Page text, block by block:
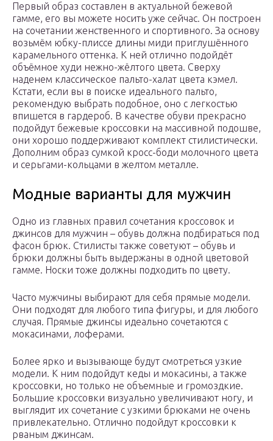
Первый образ составлен в актуальной бежевой
гамме, его вы можете носить уже сейчас. Он построен
на сочетании женственного и спортивного. За основу
возьмём юбку-плиссе длины миди приглушённого
карамельного оттенка. К ней отлично подойдёт
объёмное худи нежно-жёлтого цвета. Сверху
наденем классическое пальто-халат цвета кэмел.
Кстати, если вы в поиске идеального пальто,
рекомендую выбрать подобное, оно с легкостью
впишется в гардероб. В качестве обуви прекрасно
подойдут бежевые кроссовки на массивной подошве,
они хорошо поддерживают комплект стилистически.
Дополним образ сумкой кросс-боди молочного цвета
и серьгами-кольцами в желтом металле.
Модные варианты для мужчин
Одно из главных правил сочетания кроссовок и
джинсов для мужчин – обувь должна подбираться под
фасон брюк. Стилисты также советуют – обувь и
брюки должны быть выдержаны в одной цветовой
гамме. Носки тоже должны подходить по цвету.
Часто мужчины выбирают для себя прямые модели.
Они подходят для любого типа фигуры, и для любого
случая. Прямые джинсы идеально сочетаются с
мокасинами, лоферами.
Более ярко и вызывающе будут смотреться узкие
модели. К ним подойдут кеды и мокасины, а также
кроссовки, но только не объемные и громоздкие.
Большие кроссовки визуально увеличивают ногу, и
выглядит их сочетание с узкими брюками не очень
привлекательно. Отлично подойдут кроссовки к
рваным джинсам.